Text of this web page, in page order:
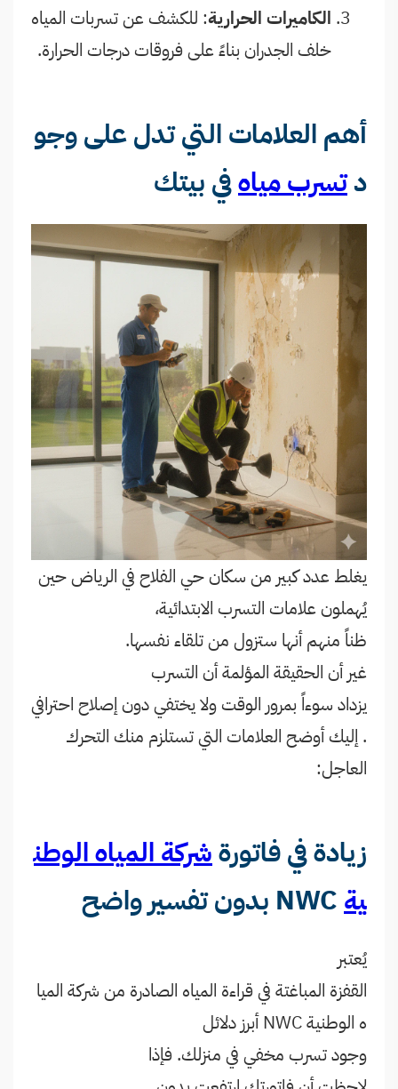
الكاميرات الحرارية: للكشف عن تسربات المياه
خلف الجدران بناءً على فروقات درجات الحرارة.
أهم العلامات التي تدل على وجو
دتسرب مياهفي بيتك
يغلط عدد كبير من سكان حي الفلاح في الرياض حين
يُهملون علامات التسرب الابتدائية،
ظناً منهم أنها ستزول من تلقاء نفسها.
غير أن الحقيقة المؤلمة أن التسرب
يزداد سوءاً بمرور الوقت ولا يختفي دون إصلاح احترافي
. إليك أوضح العلامات التي تستلزم منك التحرك
العاجل:
زيادة في فاتورةشركة المياه الوطن
ية
يُعتبر
القفزة المباغتة في قراءة المياه الصادرة من شركة الميا
ه الوطنية NWC أبرز دلائل
وجود تسرب مخفي في منزلك. فإذا